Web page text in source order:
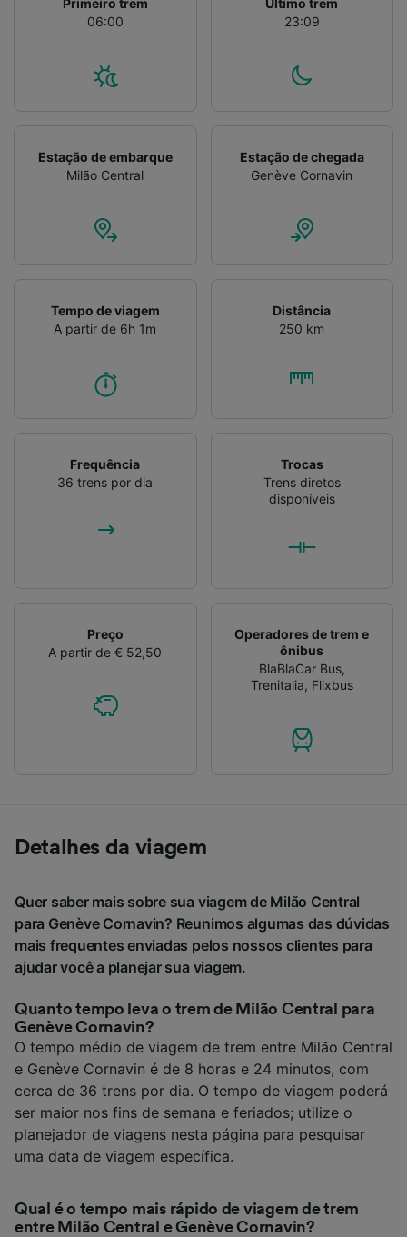
Primeiro trem
06:00
Último trem
23:09
Estação de embarque
Milão Central
Estação de chegada
Genève Cornavin
Tempo de viagem
A partir de 6h 1m
Distância
250 km
Frequência
36 trens por dia
Trocas
Trens diretos
disponíveis
Preço
A partir de € 52,50
Operadores de trem e
ônibus
BlaBlaCar Bus,
Trenitalia, Flixbus
Detalhes da viagem
Quer saber mais sobre sua viagem de Milão Central
para Genève Cornavin? Reunimos algumas das dúvidas
mais frequentes enviadas pelos nossos clientes para
ajudar você a planejar sua viagem.
Quanto tempo leva o trem de Milão Central para
Genève Cornavin?
O tempo médio de viagem de trem entre Milão Central
e Genève Cornavin é de 8 horas e 24 minutos, com
cerca de 36 trens por dia. O tempo de viagem poderá
ser maior nos fins de semana e feriados; utilize o
planejador de viagens nesta página para pesquisar
uma data de viagem específica.
Qual é o tempo mais rápido de viagem de trem
entre Milão Central e Genève Cornavin?